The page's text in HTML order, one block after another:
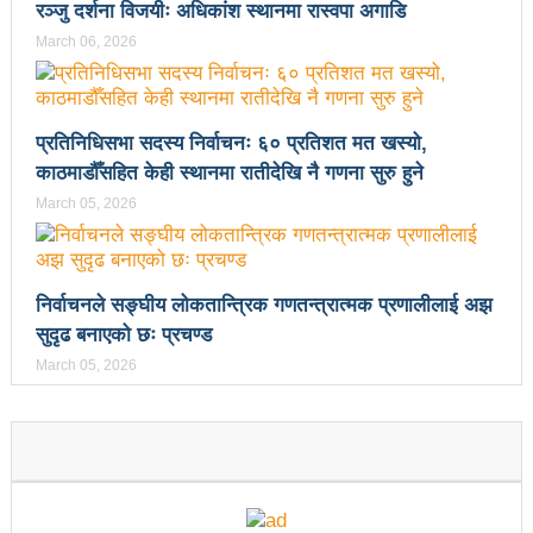
उपनिर्वाचन २०८१: एमालेभन्दा माओवादी प्रभावशाली
ककनी २ मा माओवादी विजयी
ककनी २ मा खस्यो ६८ प्रतिशतभन्दा बढी मत: गणना आजै हुने
उपचुनाव सकियो: ६२ प्रतिशतभन्दा बढी मत खसेको अनुमान
पालिका उपचुनाव: ४१ पदका लागि मतदान शुरु
भरतपुुरमा सार्वजनिक सुनुवाई, गुनासो नआउने गरी काम गर्न
मेयर दाहालको निर्देशन
उपनिर्वाचन सुशासनका पक्षमा र भ्रष्टाचारका विरुद्ध मत जाहेर
रञ्जु दर्शना विजयीः अधिकांश स्थानमा रास्वपा अगाडि
March 06, 2026
प्रतिनिधिसभा सदस्य निर्वाचनः ६० प्रतिशत मत खस्यो,
काठमाडौँसहित केही स्थानमा रातीदेखि नै गणना सुरु हुने
March 05, 2026
निर्वाचनले सङ्घीय लोकतान्त्रिक गणतन्त्रात्मक प्रणालीलाई अझ
सुदृढ बनाएको छः प्रचण्ड
March 05, 2026